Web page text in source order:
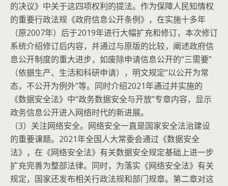
的决议》中关于这四项权利的提法。作为保障人民知情权
的重要行政法规《政府信息公开条例》，在实施十多年
（原2007年）后于2019年进行大幅扩充和修订，本次修订
系统介绍修订后内容，并通过与原版的比较，阐述政府信
息公开制度的重大进步，如废除申请信息公开的“三需要”
（依据生产、生活和科研申请），明文规定“以公开为常
态，不公开为例外”等。同时介绍2021年通过并实施的
《数据安全法》中“政务数据安全与开放”专章内容，显示
政务信息公开进入网络时代的新进展。
（3）关注网络安全。网络安全一直是国家安全法治建设
的重要课题。2021年全国人大常委会通过《数据安全
法》，在《网络安全法》有关数据安全规定基础上进一步
扩充完善为整部法律。同时，为落实《网络安全法》有关
规定，国家还发布相关行政法规和部门规章。第二章对这